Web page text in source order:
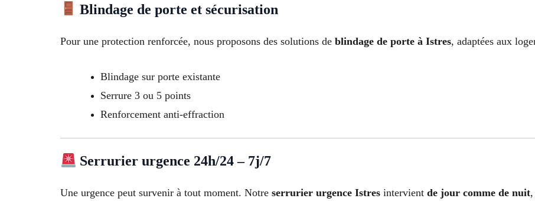
Blindage de porte et sécurisation
Pour une protection renforcée, nous proposons des solutions de blindage de porte à Istres, adaptées aux
Blindage sur porte existante
Serrure 3 ou 5 points
Renforcement anti-effraction
Serrurier urgence 24h/24 – 7j/7
Une urgence peut survenir à tout moment. Notre serrurier urgence Istres intervient de jour comme de nuit